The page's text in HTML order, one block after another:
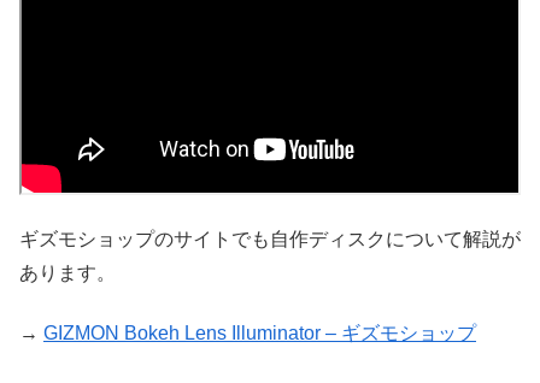
ギズモショップのサイトでも自作ディスクについて解説が
あります。
→ GIZMON Bokeh Lens Illuminator – ギズモショップ